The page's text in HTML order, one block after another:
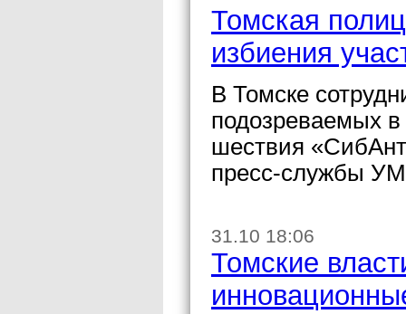
Томская
избиения
В Томске
подозреваемых
шествия
пресс-службы
31.10 18:06
Томские